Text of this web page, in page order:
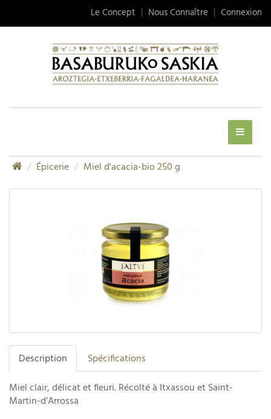
Le Concept Nous Connaître Connexion
Épicerie Miel d'acacia-bio 250 g
Description Spécifications
Miel clair, délicat et fleuri. Récolté à Itxassou et Saint-
Martin-d’Arrossa